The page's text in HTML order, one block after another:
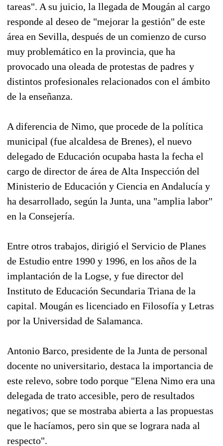
tareas". A su juicio, la llegada de Mougán al cargo
responde al deseo de "mejorar la gestión" de este
área en Sevilla, después de un comienzo de curso
muy problemático en la provincia, que ha
provocado una oleada de protestas de padres y
distintos profesionales relacionados con el ámbito
de la enseñanza.
A diferencia de Nimo, que procede de la política
municipal (fue alcaldesa de Brenes), el nuevo
delegado de Educación ocupaba hasta la fecha el
cargo de director de área de Alta Inspección del
Ministerio de Educación y Ciencia en Andalucía y
ha desarrollado, según la Junta, una "amplia labor"
en la Consejería.
Entre otros trabajos, dirigió el Servicio de Planes
de Estudio entre 1990 y 1996, en los años de la
implantación de la Logse, y fue director del
Instituto de Educación Secundaria Triana de la
capital. Mougán es licenciado en Filosofía y Letras
por la Universidad de Salamanca.
Antonio Barco, presidente de la Junta de personal
docente no universitario, destaca la importancia de
este relevo, sobre todo porque "Elena Nimo era una
delegada de trato accesible, pero de resultados
negativos; que se mostraba abierta a las propuestas
que le hacíamos, pero sin que se lograra nada al
respecto".